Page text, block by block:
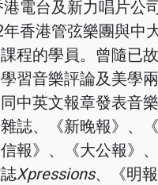
港電台及新力唱片公
香港管弦樂團與中
程的學員。曾隨已
習音樂評論及美學
中英文報章發表音
雜誌、《新晚報》、
報》、《大公報》
Xpressions、《明報